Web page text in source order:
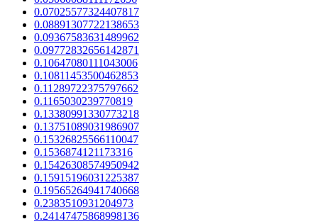
0.07025577324407817
0.08891307722138653
0.09367583631489962
0.09772832656142871
0.10647080111043006
0.10811453500462853
0.11289722375797662
0.1165030239770819
0.13380991330773218
0.13751089031986907
0.15326825566110047
0.1536874121173316
0.15426308574950942
0.15915196031225387
0.19565264941740668
0.2383510931204973
0.24147475868998136